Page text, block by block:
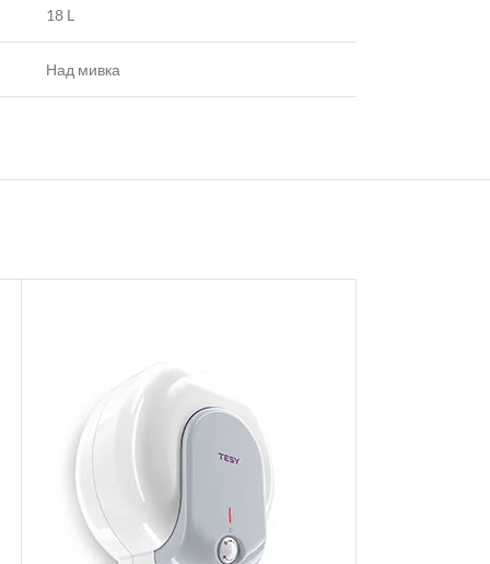
18 L
Над мивка